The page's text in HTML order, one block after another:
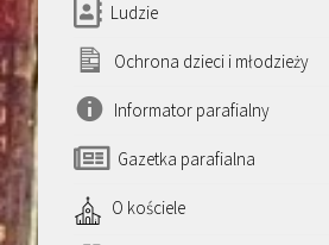
Ludzie
Ochrona dzieci i młodzieży
Informator parafialny
Gazetka parafialna
O kościele